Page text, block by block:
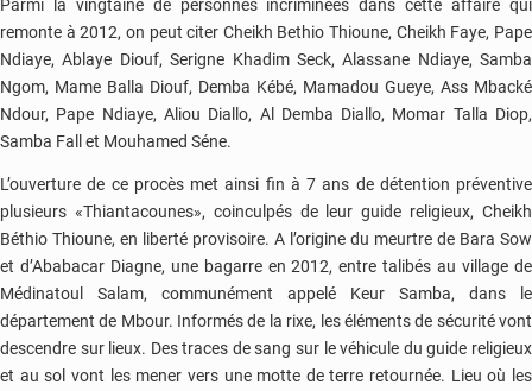
Parmi la vingtaine de personnes incriminées dans cette affaire qui
remonte à 2012, on peut citer Cheikh Bethio Thioune, Cheikh Faye, Pape
Ndiaye, Ablaye Diouf, Serigne Khadim Seck, Alassane Ndiaye, Samba
Ngom, Mame Balla Diouf, Demba Kébé, Mamadou Gueye, Ass Mbacké
Ndour, Pape Ndiaye, Aliou Diallo, Al Demba Diallo, Momar Talla Diop,
Samba Fall et Mouhamed Séne.
L’ouverture de ce procès met ainsi fin à 7 ans de détention préventive
plusieurs «Thiantacounes», coinculpés de leur guide religieux, Cheikh
Béthio Thioune, en liberté provisoire. A l’origine du meurtre de Bara Sow
et d’Ababacar Diagne, une bagarre en 2012, entre talibés au village de
Médinatoul Salam, communément appelé Keur Samba, dans le
département de Mbour. Informés de la rixe, les éléments de sécurité vont
descendre sur lieux. Des traces de sang sur le véhicule du guide religieux
et au sol vont les mener vers une motte de terre retournée. Lieu où les